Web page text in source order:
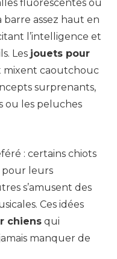
fluorescentes ou
assez haut en
l’intelligence et
Les jouets pour
mixent caoutchouc
surprenants,
ou les peluches
: certains chiots
pour leurs
s’amusent des
Ces idées
chiens qui
manquer de